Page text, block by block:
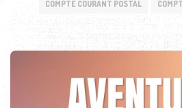
COMPTE COURANT POSTAL